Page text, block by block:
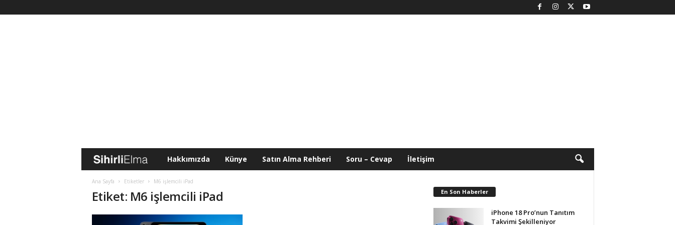
i
h
Hakkımızda Künye Satın Alma Rehberi Soru – Cevap İletişim
Ana Sayfa Etiketler M6 işlemcili iPad
Etiket: M6 işlemcili iPad En Son Haberler
iPhone 18 Pro’nun Tanıtım
Takvimi Şekilleniyor